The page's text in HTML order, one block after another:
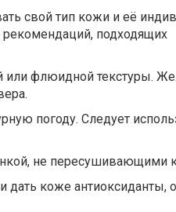
свой тип кожи и её
рекомендаций, подходящих
флюидной текстуры.
погоду. Следует
не пересушивающими
дать коже антиоксиданты,